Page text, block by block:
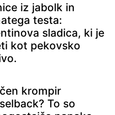
iz jabolk in
testa:
sladica, ki je
kot pekovsko
krompir
To so